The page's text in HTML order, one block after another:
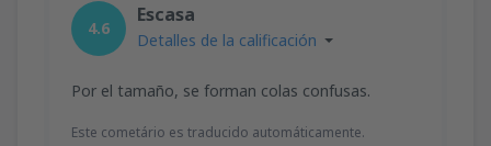
4.6
Escasa
Detalles de la calificación
Por el tamaño, se forman colas confusas.
Este cometário es traducido automáticamente.